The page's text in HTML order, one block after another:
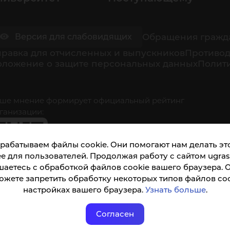
файлы cookie. Они помогают нам делать
для пользователей. Продолжая работу с сайтом
с обработкой файлов cookie вашего браузера.
запретить обработку некоторых типов файлов
настройках вашего браузера. Узнать больше.
Согласен
мнение формирует официальный рейтинг
доступна по QR-коду, а так же по прямой